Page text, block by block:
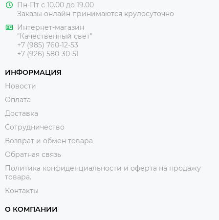
Пн-Пт с 10.00 до 19.00
Заказы онлайн принимаются крулосуточно
Интернет-магазин
"Качественный свет"
+7 (985) 760-12-53
+7 (926) 580-30-51
ИНФОРМАЦИЯ
Новости
Оплата
Доставка
Сотрудничество
Возврат и обмен товара
Обратная связь
Политика конфиденциальности и оферта на продажу
товара.
Контакты
О КОМПАНИИ